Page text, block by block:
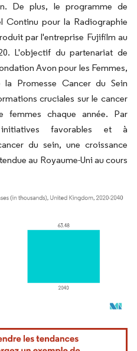
De plus, le programme de
Continu pour la Radiographie
par l'entreprise Fujifilm au
L'objectif du partenariat de
Avon pour les Femmes,
Promesse Cancer du Sein
cruciales sur le cancer
chaque année. Par
favorables et à
du sein, une croissance
au Royaume-Uni au cours
nécessite une attribution sous CC BY